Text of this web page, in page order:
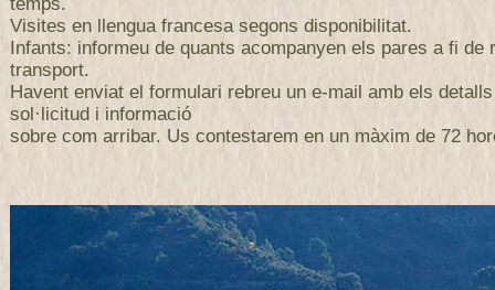
Visites en llengua francesa segons disponibilitat.
Infants: informeu de quants acompanyen els pares a fi de
transport.
Havent enviat el formulari rebreu un e-mail amb els
sol·licitud i informació
sobre com arribar. Us contestarem en un màxim de 72